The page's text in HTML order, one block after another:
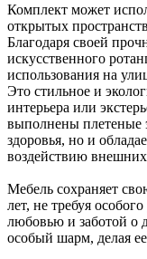
Комплект может
открытых
Благодаря своей
искусственного
использования на
Это стильное и
интерьера или
выполнены плетеные
здоровья, но и
воздействию
Мебель сохраняет
лет, не требуя
любовью и заботой о
особый шарм, делая